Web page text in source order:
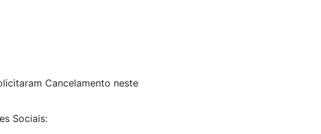
Cancelamento neste
Sociais: